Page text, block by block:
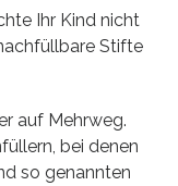
Ihr Kind nicht
Stifte
auf Mehrweg.
bei denen
so genannten